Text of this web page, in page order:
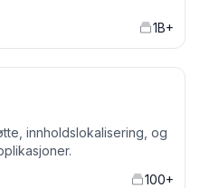
1B+
innholdslokalisering, og
100+